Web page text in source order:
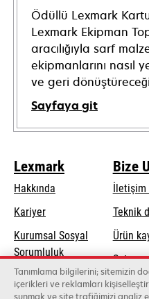
Ödüllü Lexmark
Lexmark Ekipman
aracılığıyla sarf
ekipmanlarını nasıl
ve geri
Sayfaya git
Lexmark
Hakkında
Kariyer
Kurumsal Sosyal
Sorumlulukopens
in
a
Sürdürülebilirlik
Bize
İletişim
Teknik
Ürün
Satış
Tanımlama bilgilerini; sitemizin
içerikleri ve reklamları
sunmak ve site trafiğimizi analiz